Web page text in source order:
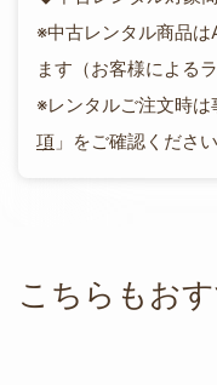
※中古レンタル商品
ます（お客様による
※レンタルご注文時は
項 」をご確認ください
こちらもお